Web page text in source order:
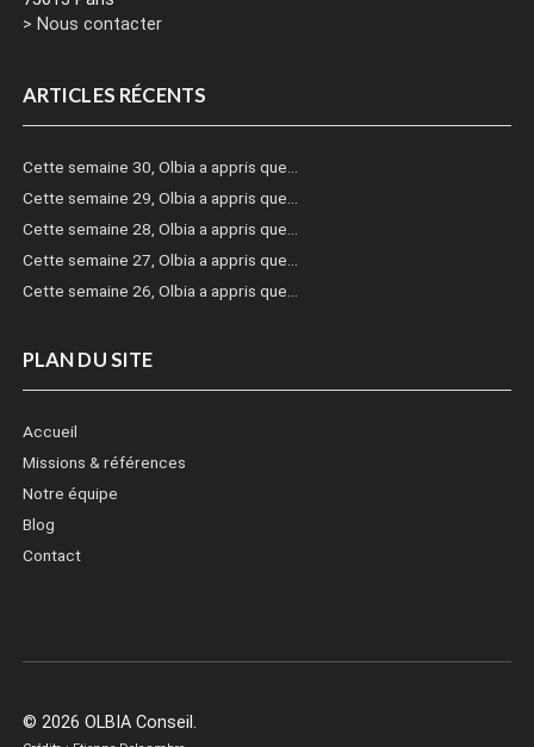
> Nous contacter
ARTICLES RÉCENTS
Cette semaine 30, Olbia a appris que…
Cette semaine 29, Olbia a appris que…
Cette semaine 28, Olbia a appris que…
Cette semaine 27, Olbia a appris que…
Cette semaine 26, Olbia a appris que…
PLAN DU SITE
Accueil
Missions & références
Notre équipe
Blog
Contact
© 2026 OLBIA Conseil.